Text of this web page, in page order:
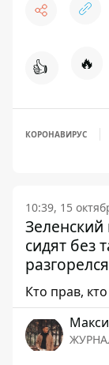
👍 🔥
КОРОНАВИРУС
10:39, 15
сидят без
Кто прав,